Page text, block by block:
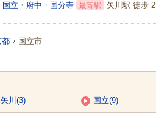
国立・府中・国分寺 最寄駅 矢川駅 徒歩
都 国立市
矢川(3) 国立(9)